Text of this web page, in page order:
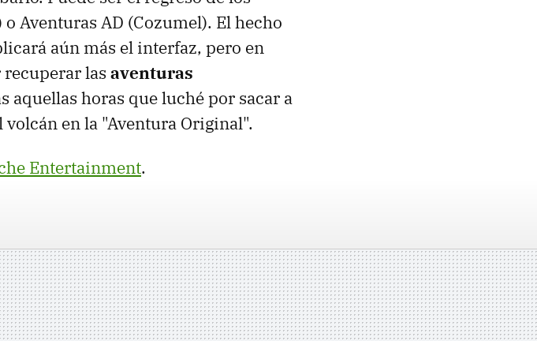
Aventuras AD (Cozumel). El hecho
aún más el interfaz, pero en
las aventuras
aquellas horas que luché por sacar a
en la "Aventura Original".
Entertainment.